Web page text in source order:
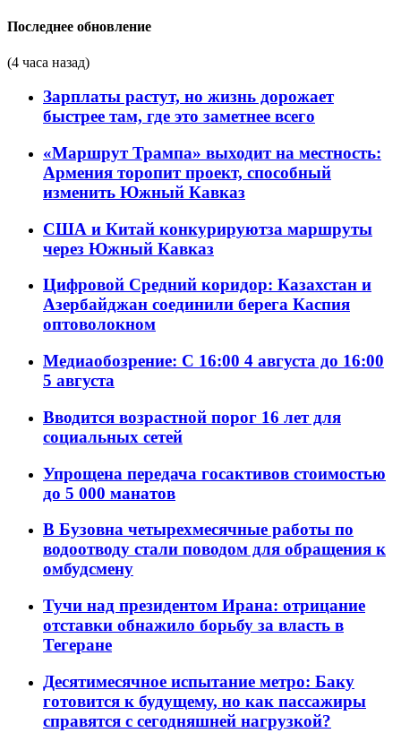
Последнее обновление
(4 часа назад)
Зарплаты растут, но жизнь дорожает
быстрее там, где это заметнее всего
«Маршрут Трампа» выходит на местность:
Армения торопит проект, способный
изменить Южный Кавказ
США и Китай конкурируютза маршруты
через Южный Кавказ
Цифровой Средний коридор: Казахстан и
Азербайджан соединили берега Каспия
оптоволокном
Медиаобозрение: С 16:00 4 августа до 16:00
5 августа
Вводится возрастной порог 16 лет для
социальных сетей
Упрощена передача госактивов стоимостью
до 5 000 манатов
В Бузовна четырехмесячные работы по
водоотводу стали поводом для обращения к
омбудсмену
Тучи над президентом Ирана: отрицание
отставки обнажило борьбу за власть в
Тегеране
Десятимесячное испытание метро: Баку
готовится к будущему, но как пассажиры
справятся с сегодняшней нагрузкой?